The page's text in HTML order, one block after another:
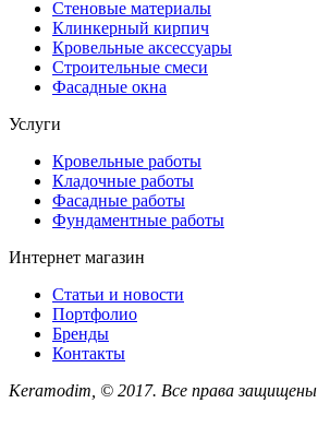
Стеновые материалы
Клинкерный кирпич
Кровельные аксессуары
Строительные смеси
Фасадные окна
Услуги
Кровельные работы
Кладочные работы
Фасадные работы
Фундаментные работы
Интернет магазин
Статьи и новости
Портфолио
Бренды
Контакты
Keramodim, © 2017. Все права защищены